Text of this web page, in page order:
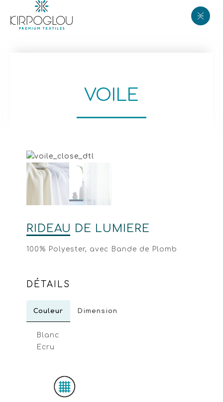
VOILE
RIDEAU DE LUMIÈRE
100% Polyester, avec Bande de Plomb
DÉTAILS
Couleur Dimension
Blanc
Ecru